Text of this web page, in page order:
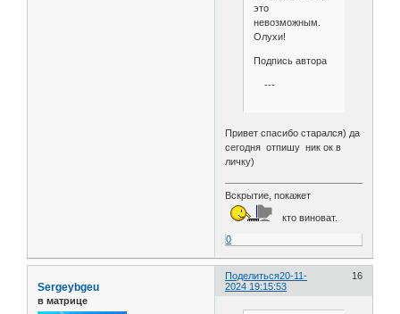
это
невозможным.
Олухи!
Подпись автора
---
Привет спасибо старался) да
сегодня отпишу ник ок в
личку)
Вскрытие, покажет
кто виноват.
0
Поделиться 16
20-11-
2024 19:15:53
Sergeybgeu
в матрице